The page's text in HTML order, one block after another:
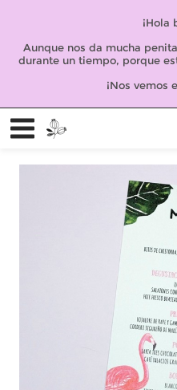
¡Hola
Aunque nos da mucha
durante un tiempo, porque
¡Nos vemos